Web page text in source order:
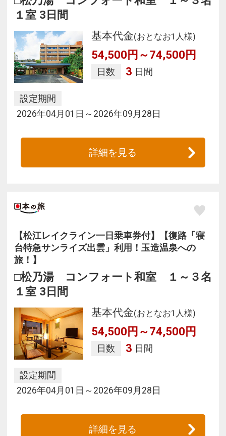
１室 3日間
基本代金(おとなお1人様)
54,500円～74,500円
日数 3 日間
設定期間
2026年04月01日～2026年09月28日
詳細を見る
【松江レイクライン一日乗車券付】【復路「寝
台特急サンライズ出雲」利用！玉造温泉への
旅！】
□松乃湯 コンフォート和室 １～３名
１室 3日間
基本代金(おとなお1人様)
54,500円～74,500円
日数 3 日間
設定期間
2026年04月01日～2026年09月28日
詳細を見る